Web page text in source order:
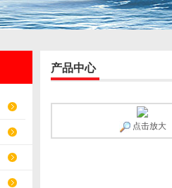
产品中心
点击放大